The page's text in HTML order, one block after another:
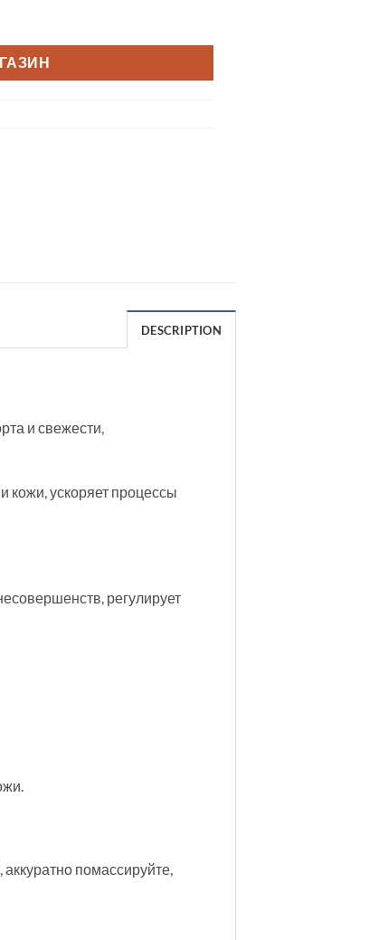
DESCRIPTION
и свежести,
кожи, ускоряет процессы
регулирует
помассируйте,